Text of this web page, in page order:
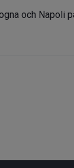
och Napoli